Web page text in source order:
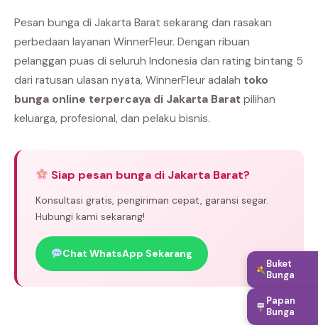
Pesan bunga di Jakarta Barat sekarang dan rasakan
perbedaan layanan WinnerFleur. Dengan ribuan
pelanggan puas di seluruh Indonesia dan rating bintang 5
dari ratusan ulasan nyata, WinnerFleur adalah toko
bunga online terpercaya di Jakarta Barat pilihan
keluarga, profesional, dan pelaku bisnis.
Siap pesan bunga di Jakarta Barat?
Konsultasi gratis, pengiriman cepat, garansi segar.
Hubungi kami sekarang!
Chat WhatsApp Sekarang
Buket
Bunga
Papan
Bunga